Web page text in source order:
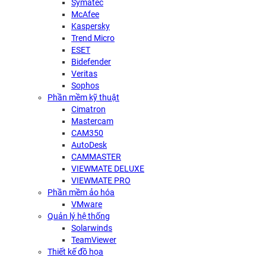
Symatec
McAfee
Kaspersky
Trend Micro
ESET
Bidefender
Veritas
Sophos
Phần mềm kỹ thuật
Cimatron
Mastercam
CAM350
AutoDesk
CAMMASTER
VIEWMATE DELUXE
VIEWMATE PRO
Phần mềm ảo hóa
VMware
Quản lý hệ thống
Solarwinds
TeamViewer
Thiết kế đồ họa